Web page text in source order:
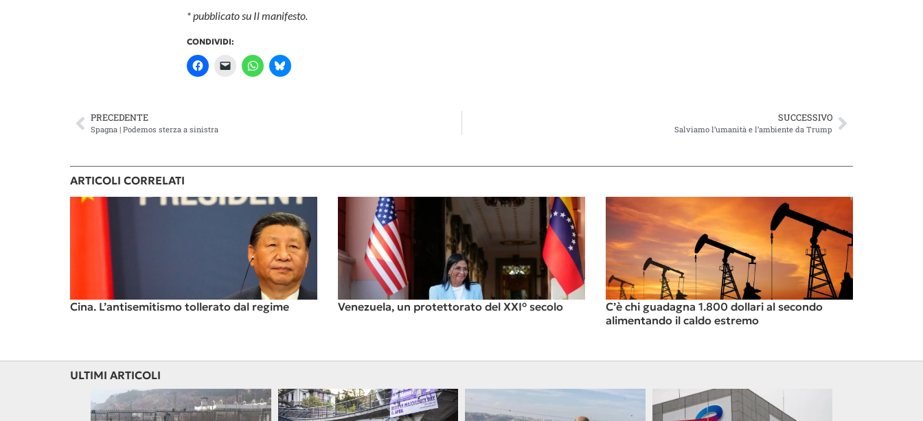
* pubblicato su Il manifesto.
CONDIVIDI:
PRECEDENTE
Spagna | Podemos sterza a sinistra
SUCCESSIVO
Salviamo l’umanità e l’ambiente da Trump
ARTICOLI CORRELATI
Cina. L’antisemitismo tollerato dal regime Venezuela, un protettorato del XXI° secolo
C’è chi guadagna 1.800 dollari al secondo
alimentando il caldo estremo
ULTIMI ARTICOLI